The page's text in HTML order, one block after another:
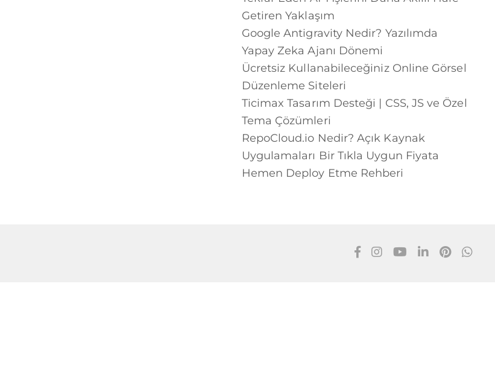
Getiren Yaklaşım
Google Antigravity Nedir? Yazılımda
Yapay Zeka Ajanı Dönemi
Ücretsiz Kullanabileceğiniz Online Görsel
Düzenleme Siteleri
Ticimax Tasarım Desteği | CSS, JS ve Özel
Tema Çözümleri
RepoCloud.io Nedir? Açık Kaynak
Uygulamaları Bir Tıkla Uygun Fiyata
Hemen Deploy Etme Rehberi